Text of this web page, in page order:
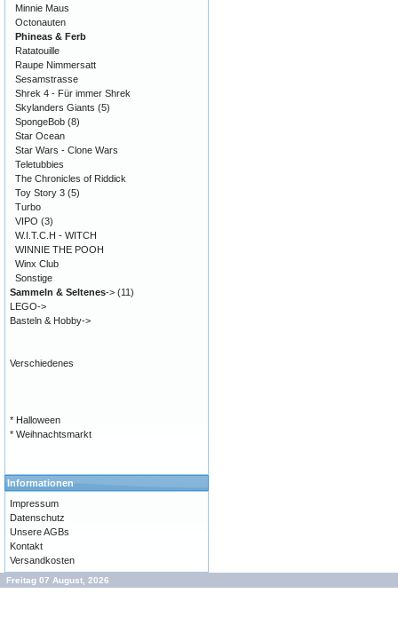
Minnie Maus
Octonauten
Phineas & Ferb
Ratatouille
Raupe Nimmersatt
Sesamstrasse
Shrek 4 - Für immer Shrek
Skylanders Giants (5)
SpongeBob (8)
Star Ocean
Star Wars - Clone Wars
Teletubbies
The Chronicles of Riddick
Toy Story 3 (5)
Turbo
VIPO (3)
W.I.T.C.H - WITCH
WINNIE THE POOH
Winx Club
Sonstige
Sammeln & Seltenes-> (11)
LEGO->
Basteln & Hobby->
Verschiedenes
* Halloween
* Weihnachtsmarkt
Informationen
Impressum
Datenschutz
Unsere AGBs
Kontakt
Versandkosten
Freitag 07 August, 2026